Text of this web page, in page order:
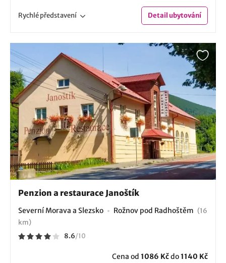
Rychlépředstavení Detailubytování
Penzion a restaurace Janoštík
Severní Morava a Slezsko Rožnov pod Radhoštěm (16
km)
8.6/10
Cena od 1086 Kčdo1140 Kč